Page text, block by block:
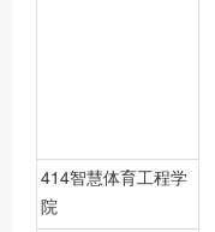
414智慧体育工程学
院